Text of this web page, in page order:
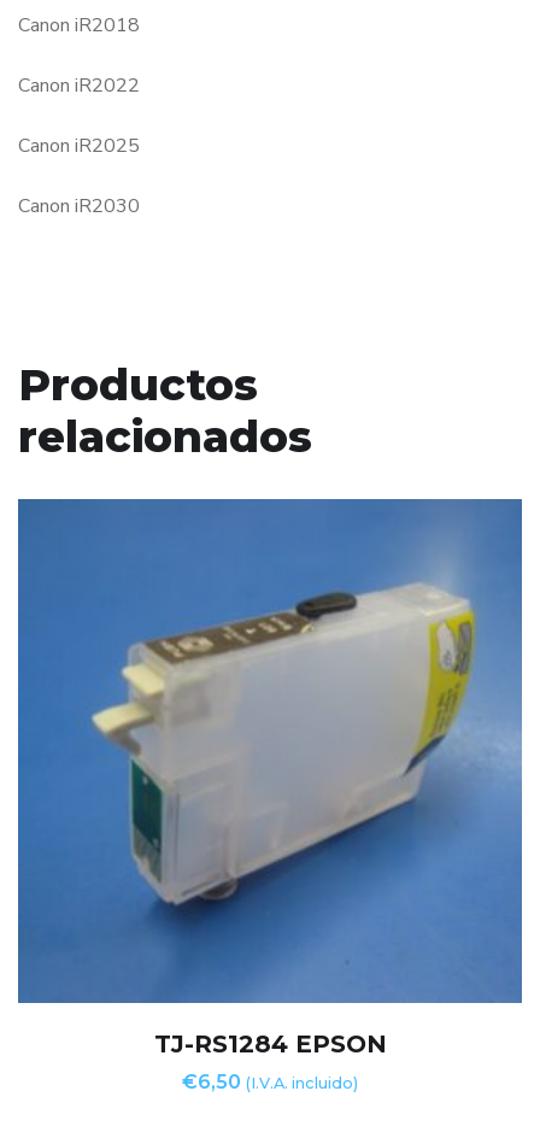
Canon iR2018
Canon iR2022
Canon iR2025
Canon iR2030
Productos
relacionados
TJ-RS1284 EPSON
€6,50 (I.V.A. incluido)